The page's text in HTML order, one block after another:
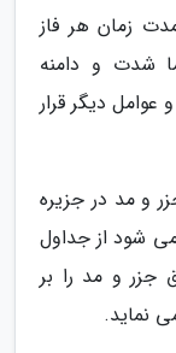
زمان هر فاز
شدت و دامنه
دیگر قرار
و مد در جزیره
می شود از جداول
جزر و مد را بر
نماید.